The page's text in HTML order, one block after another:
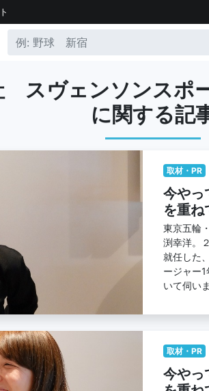
スヴェンソンスポ
に関する記
取材・PR
今やっ
を重ね
東京五輪
渕幸洋。
就任した
ージャー
いて伺い
取材・PR
今やっ